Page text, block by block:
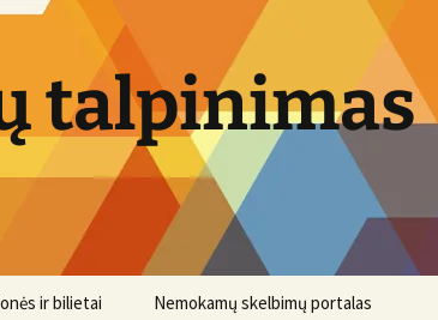
talpinimas
ir bilietai Nemokamų skelbimų portalas